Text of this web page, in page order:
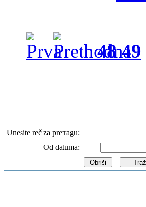
48 49
Unesite reč za pretragu:
Od datuma: